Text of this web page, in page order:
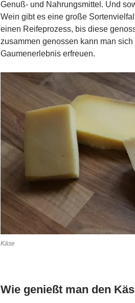
Genuß- und Nahrungsmittel. Und
Wein gibt es eine große
einen Reifeprozess, bis diese
zusammen genossen kann man
Gaumenerlebnis erfreuen.
Käse
Wie genießt man den